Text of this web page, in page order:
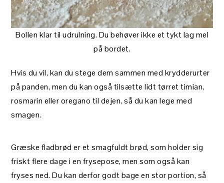
Bollen klar til udrulning. Du behøver ikke et tykt lag mel
på bordet.
Hvis du vil, kan du stege dem sammen med krydderurter
på panden, men du kan også tilsætte lidt tørret timian,
rosmarin eller oregano til dejen, så du kan lege med
smagen.
Græske fladbrød er et smagfuldt brød, som holder sig
friskt flere dage i en frysepose, men som også kan
fryses ned. Du kan derfor godt bage en stor portion, så